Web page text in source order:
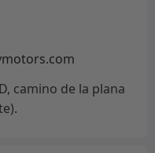
camino de la plana